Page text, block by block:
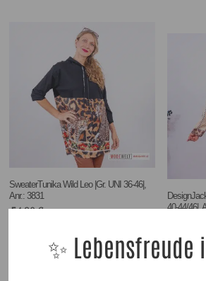
SweaterTunika Wild Leo |Gr. UNI 36-46|,
Anr.: 3831
54,90€
40-44/46|,
✨ Lebensfreude